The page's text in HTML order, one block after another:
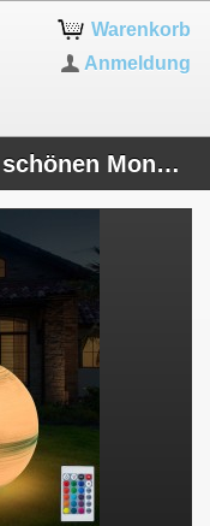
Warenkorb
Anmeldung
Gartenlampe Merkur-50 in schönen Monddesign LED